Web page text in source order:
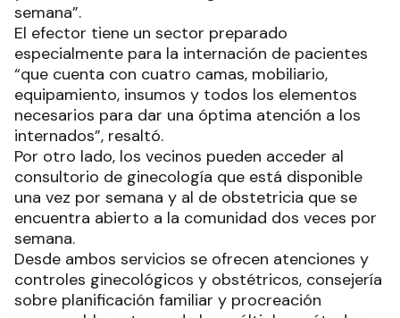
semana”.
El efector tiene un sector preparado
especialmente para la internación de pacientes
“que cuenta con cuatro camas, mobiliario,
equipamiento, insumos y todos los elementos
necesarios para dar una óptima atención a los
internados”, resaltó.
Por otro lado, los vecinos pueden acceder al
consultorio de ginecología que está disponible
una vez por semana y al de obstetricia que se
encuentra abierto a la comunidad dos veces por
semana.
Desde ambos servicios se ofrecen atenciones y
controles ginecológicos y obstétricos, consejería
sobre planificación familiar y procreación